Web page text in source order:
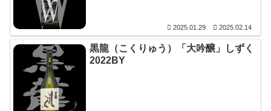
2025.01.29 2025.02.14
黒龍（こくりゅう）「大吟醸」しずく
2022BY